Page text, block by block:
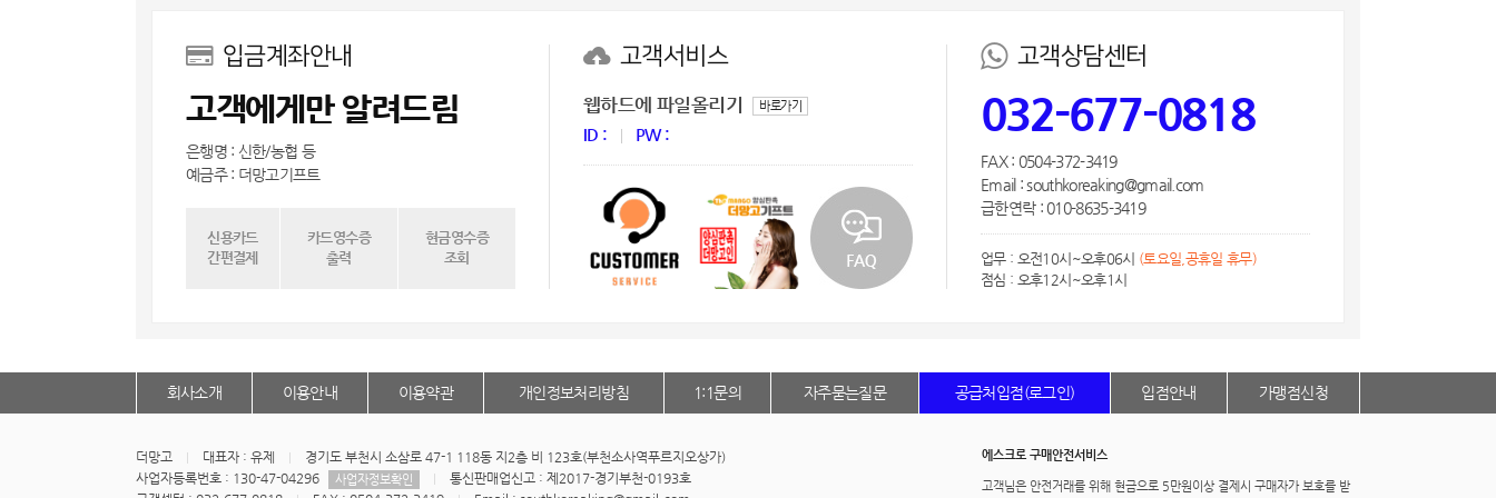
AP-100025
쿠션
17 AP-100050
입금계좌안내
고객에게만 알려드림
은행명 : 신한/농협 등
예금주 : 더망고기프트
신용카드
간편결제
카드영수증
출력
현금영수증
조회
고객서비스
웹하드에 파일올리기 바로가기
ID : PW :
고객상담센터
032-677-0818
FAX : 0504-372-3419
Email : southkoreaking@gmail.com
급한연락 : 010-8635-3419
업무 : 오전10시~오후06시 (토요일,공휴일 휴무)
점심 : 오후12시~오후1시
회사소개 이용안내 이용약관 개인정보처리방침 1:1문의 자주묻는질문 공급처입점(로그인) 입점안내 가맹점신청
더망고 대표자 : 유제
경기도 부천시 소삼로 47-1 118동 지2층 비 123호(부천소사역푸르지오상가)
사업자등록번호 : 130-47-04296
사업자정보확인
통신판매업신고 : 제2017-경기부천-0193호
에스크로 구매안전서비스
고객님은 안전거래를 위해 현금으로 5만원이상 결제시 구매자가 보호를 받